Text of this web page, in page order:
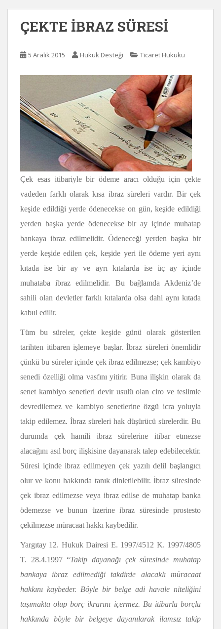
ÇEKTE İBRAZ SÜRESİ
5 Aralık 2015 Hukuk Desteği Ticaret Hukuku
Çek esas itibariyle bir ödeme aracı olduğu için çekte
vadeden farklı olarak kısa ibraz süreleri vardır. Bir çek
keşide edildiği yerde ödenecekse on gün, keşide edildiği
yerden başka yerde ödenecekse bir ay içinde muhatap
bankaya ibraz edilmelidir. Ödeneceği yerden başka bir
yerde keşide edilen çek, keşide yeri ile ödeme yeri aynı
kıtada ise bir ay ve ayrı kıtalarda ise üç ay içinde
muhataba ibraz edilmelidir. Bu bağlamda Akdeniz’de
sahili olan devletler farklı kıtalarda olsa dahi aynı kıtada
kabul edilir.
Tüm bu süreler, çekte keşide günü olarak gösterilen
tarihten itibaren işlemeye başlar. İbraz süreleri önemlidir
çünkü bu süreler içinde çek ibraz edilmezse; çek kambiyo
senedi özelliği olma vasfını yitirir. Buna ilişkin olarak da
senet kambiyo senetleri devir usulü olan ciro ve teslimle
devredilemez ve kambiyo senetlerine özgü icra yoluyla
takip edilemez. İbraz süreleri hak düşürücü sürelerdir. Bu
durumda çek hamili ibraz sürelerine itibar etmezse
alacağını asıl borç ilişkisine dayanarak talep edebilecektir.
Süresi içinde ibraz edilmeyen çek yazılı delil başlangıcı
olur ve konu hakkında tanık dinletilebilir. İbraz süresinde
çek ibraz edilmezse veya ibraz edilse de muhatap banka
ödemezse ve bunun üzerine ibraz süresinde prostesto
çekilmezse müracaat hakkı kaybedilir.
Yargıtay 12. Hukuk Dairesi E. 1997/4512 K. 1997/4805
T. 28.4.1997 “Takip dayanağı çek süresinde muhatap
bankaya ibraz edilmediği takdirde alacaklı müracaat
hakkını kaybeder. Böyle bir belge adi havale niteliğini
taşımakta olup borç ikrarını içermez. Bu itibarla borçlu
hakkında böyle bir belgeye dayanılarak ilamsız takip